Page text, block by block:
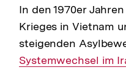
In den 1970er
Krieges in Vietnam
steigenden
Systemwechsel im